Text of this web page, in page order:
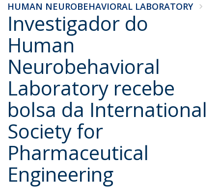
HUMAN NEUROBEHAVIORAL LABORATORY
Investigador do
Human
Neurobehavioral
Laboratory recebe
bolsa da International
Society for
Pharmaceutical
Engineering